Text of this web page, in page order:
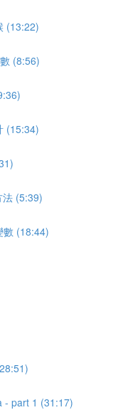
(13:22)
(8:56)
(15:34)
(5:39)
數 (18:44)
- part 1 (31:17)